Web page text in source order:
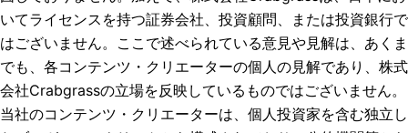
いてライセンスを持つ証券会社、投資顧問、または投資銀行で
はございません。ここで述べられている意見や見解は、あくま
でも、各コンテンツ・クリエーターの個人の見解であり、株式
会社Crabgrassの立場を反映しているものではございません。
当社のコンテンツ・クリエーターは、個人投資家を含む独立し